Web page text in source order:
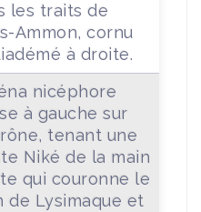
les traits de
Ammon, cornu
à droite.
nicéphore
à gauche sur
tenant une
Niké de la main
qui couronne le
de Lysimaque et